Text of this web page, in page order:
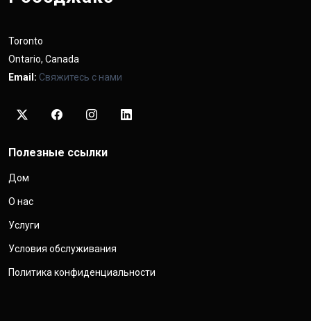
Toronto
Ontario, Canada
Email: Свяжитесь с нами
Полезные ссылки
Дом
О нас
Услуги
Условия обслуживания
Политика конфиденциальности